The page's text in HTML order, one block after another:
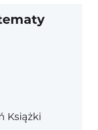
Książki